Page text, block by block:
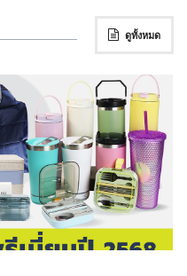
ดูทั้งหมด